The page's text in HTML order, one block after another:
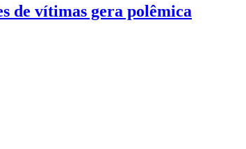
de vítimas gera polêmica